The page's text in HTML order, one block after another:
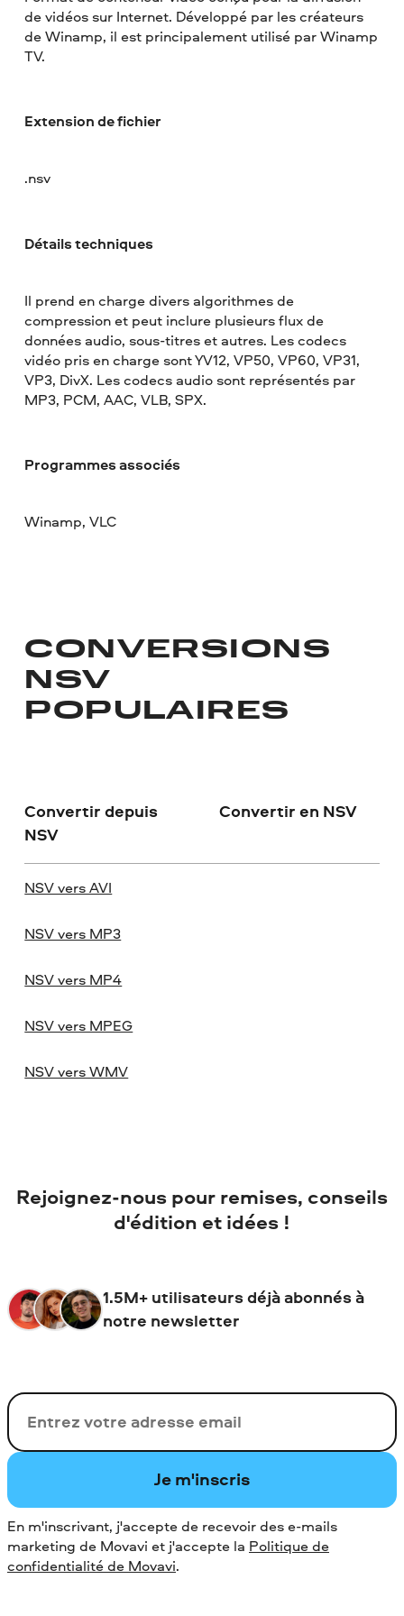
de vidéos sur Internet. Développé par les créateurs
de Winamp, il est principalement utilisé par Winamp
TV.
Extension de fichier
.nsv
Détails techniques
Il prend en charge divers algorithmes de
compression et peut inclure plusieurs flux de
données audio, sous-titres et autres. Les codecs
vidéo pris en charge sont YV12, VP50, VP60, VP31,
VP3, DivX. Les codecs audio sont représentés par
MP3, PCM, AAC, VLB, SPX.
Programmes associés
Winamp, VLC
CONVERSIONS
NSV
POPULAIRES
Convertir depuis
NSV
Convertir en NSV
NSV vers AVI
NSV vers MP3
NSV vers MP4
NSV vers MPEG
NSV vers WMV
Rejoignez-nous pour remises, conseils
d'édition et idées !
1.5M+ utilisateurs déjà abonnés à
notre newsletter
Votre adresse de messagerie
Je m'inscris
En m'inscrivant, j'accepte de recevoir des e-mails
marketing de Movavi et j'accepte la Politique de
confidentialité de Movavi.